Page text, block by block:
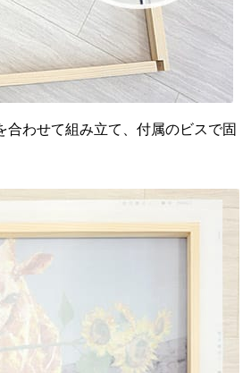
合わせて組み立て、付属のビスで固